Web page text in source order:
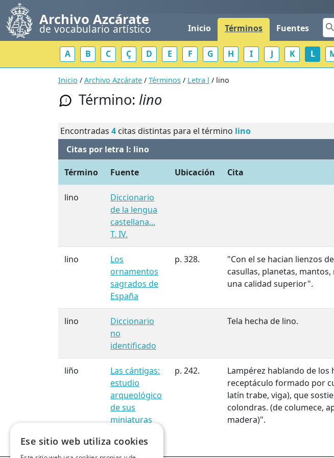
Archivo Azcárate
de vocabulario artístico Inicio Términos Fuentes
A B C Ç D E F G H I J K L
Inicio / Archivo Azcárate / Términos / Letra l / lino
l Término: lino
Encontradas 4 citas distintas para el término lino
Citas por letra l: lino
Término Fuente Ubicación Cita
lino
Diccionario
de la lengua
castellana...
T. IV.
lino
Los
ornamentos
sagrados de
España
p. 328.
"Con el se hacian lienzos
casullas, planetas,
una calidad superior".
lino
Diccionario
no
identificado
Tela hecha de lino.
liño
Las cántigas:
estudio
arqueológico
de sus
miniaturas
p. 242.
Lampérez hablando de
receptáculo formado por
latín trabe, viga), que
colondras. (de columece,
madera)".
Ese sitio web utiliza cookies